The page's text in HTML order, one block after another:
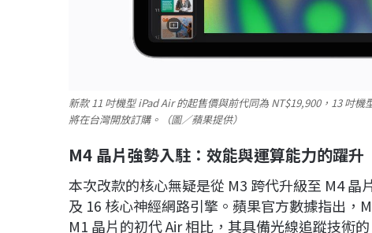
新款 11 吋機型 iPad Air 的起售價與前代同為 NT$19,900，13 吋
將在台灣開放訂購。（圖／蘋果提供）
M4 晶片強勢入駐：效能與運算能力的躍升
本次改款的核心無疑是從 M3 跨代升級至 M4 晶
及 16 核心神經網路引擎。蘋果官方數據指出，
M1 晶片的初代 Air 相比，其具備光線追蹤技術